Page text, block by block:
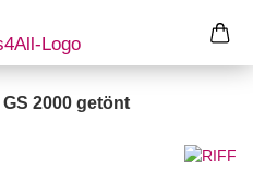
2000 getönt